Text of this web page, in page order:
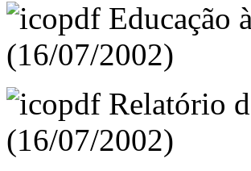
Educação
(16/07/2002)
Relatório
(16/07/2002)